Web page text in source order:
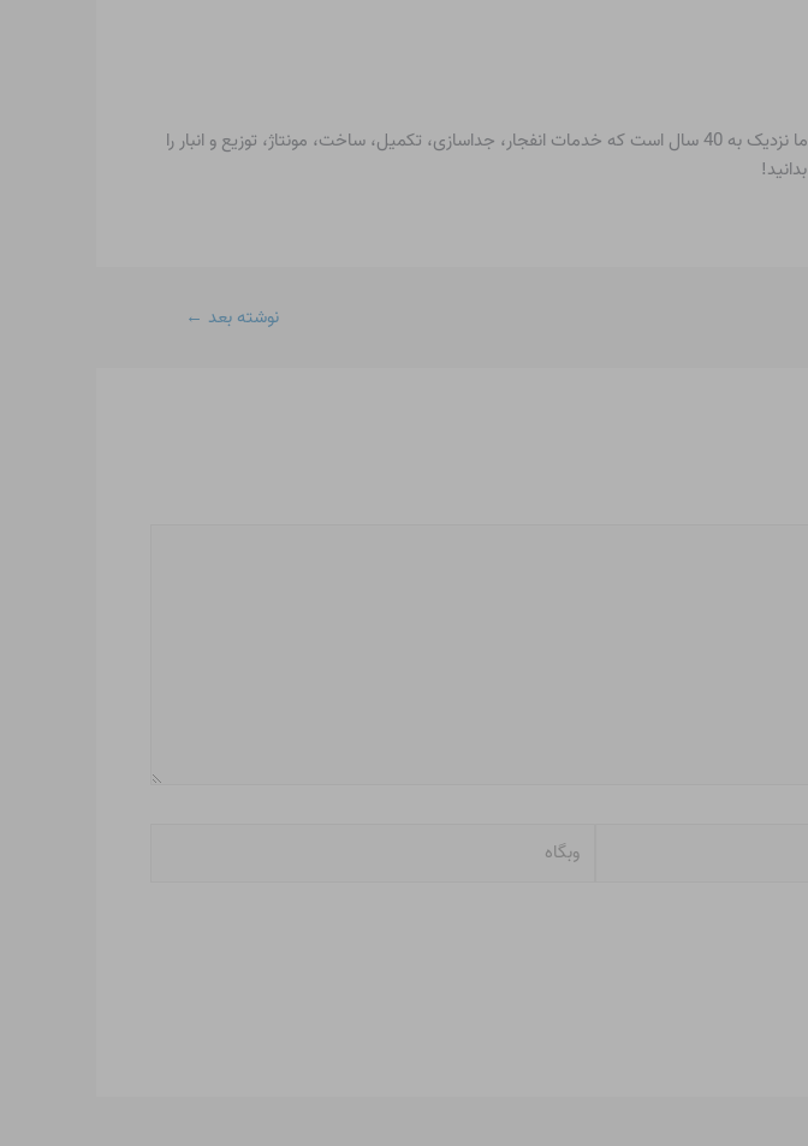
اگر گرافیتی در کسب و کار خود می بینید، با تماس با Finishing Systems اقدام کنید. تیم مجرب ما نزدیک به 40 سال است که خدمات انفجار، جداسازی، تکمیل، ساخت، مونتاژ، توزیع و انبار را
نوشته بعد ←
وبگاه